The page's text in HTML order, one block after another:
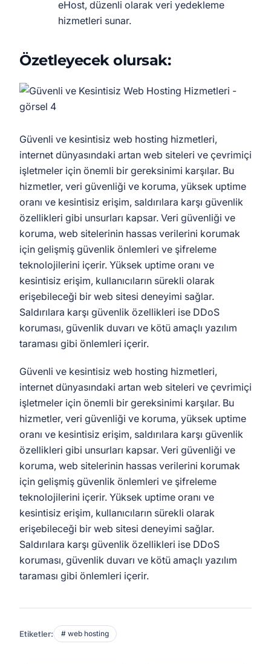
eHost, düzenli olarak veri yedekleme
hizmetleri sunar.
Özetleyecek olursak:
Güvenli ve kesintisiz web hosting hizmetleri,
internet dünyasındaki artan web siteleri ve çevrimiçi
işletmeler için önemli bir gereksinimi karşılar. Bu
hizmetler, veri güvenliği ve koruma, yüksek uptime
oranı ve kesintisiz erişim, saldırılara karşı güvenlik
özellikleri gibi unsurları kapsar. Veri güvenliği ve
koruma, web sitelerinin hassas verilerini korumak
için gelişmiş güvenlik önlemleri ve şifreleme
teknolojilerini içerir. Yüksek uptime oranı ve
kesintisiz erişim, kullanıcıların sürekli olarak
erişebileceği bir web sitesi deneyimi sağlar.
Saldırılara karşı güvenlik özellikleri ise DDoS
koruması, güvenlik duvarı ve kötü amaçlı yazılım
taraması gibi önlemleri içerir.
Güvenli ve kesintisiz web hosting hizmetleri,
internet dünyasındaki artan web siteleri ve çevrimiçi
işletmeler için önemli bir gereksinimi karşılar. Bu
hizmetler, veri güvenliği ve koruma, yüksek uptime
oranı ve kesintisiz erişim, saldırılara karşı güvenlik
özellikleri gibi unsurları kapsar. Veri güvenliği ve
koruma, web sitelerinin hassas verilerini korumak
için gelişmiş güvenlik önlemleri ve şifreleme
teknolojilerini içerir. Yüksek uptime oranı ve
kesintisiz erişim, kullanıcıların sürekli olarak
erişebileceği bir web sitesi deneyimi sağlar.
Saldırılara karşı güvenlik özellikleri ise DDoS
koruması, güvenlik duvarı ve kötü amaçlı yazılım
taraması gibi önlemleri içerir.
Etiketler: # web hosting